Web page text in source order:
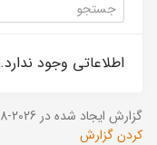
اطلاعاتی وجود ندارد.
گزارش ایجاد شده در 2026-08-08 ساعت 18:13:47 (UTC +03:30).
کردن گزارش